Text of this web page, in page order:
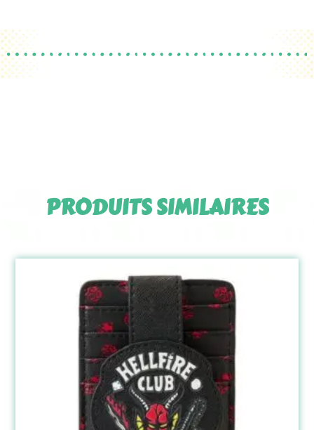
PRODUITS SIMILAIRES